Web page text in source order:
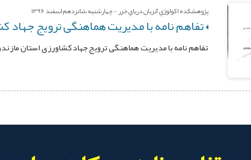
پژوهشکده اکولوژي آبزيان درياي خزر - چهارشنبه شانزدهم اسفند 1396
تفاهم نامه با مدیریت هماهنگی ترویج جهاد
تفاهم نامه با مدیریت هماهنگی ترویج جهاد کشاورزی استان